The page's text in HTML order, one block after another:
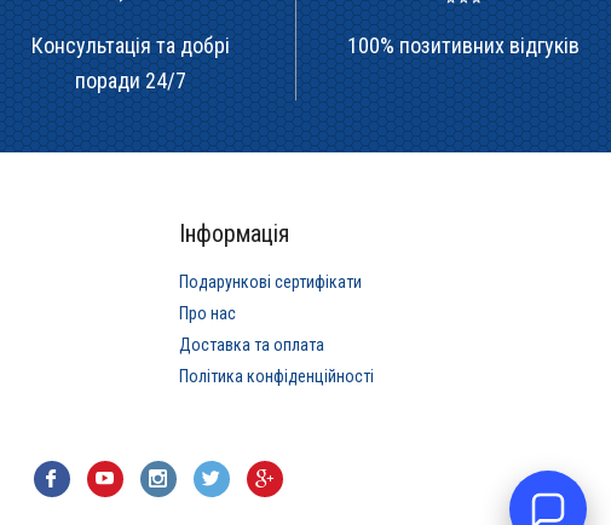
Консультація та добрі
поради 24/7
100% позитивних відгуків
Інформація
Подарункові сертифікати
Про нас
Доставка та оплата
Політика конфіденційності